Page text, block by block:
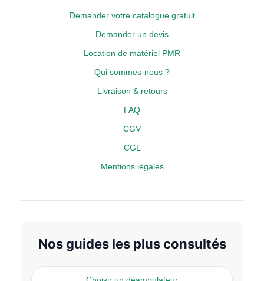
Demander votre catalogue gratuit
Demander un devis
Location de matériel PMR
Qui sommes-nous ?
Livraison & retours
FAQ
CGV
CGL
Mentions légales
Nos guides les plus consultés